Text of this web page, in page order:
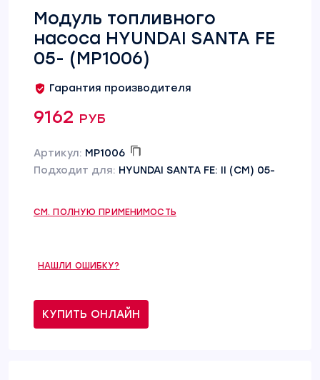
Модуль топливного
насоса HYUNDAI SANTA FE
05- (MP1006)
Гарантия производителя
9162 руб
Артикул: MP1006
Подходит для: HYUNDAI SANTA FE: II (CM) 05-
СМ. ПОЛНУЮ ПРИМЕНИМОСТЬ
НАШЛИ ОШИБКУ?
КУПИТЬ ОНЛАЙН